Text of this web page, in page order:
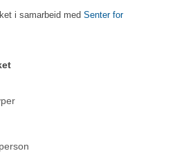
i samarbeid med Senter for